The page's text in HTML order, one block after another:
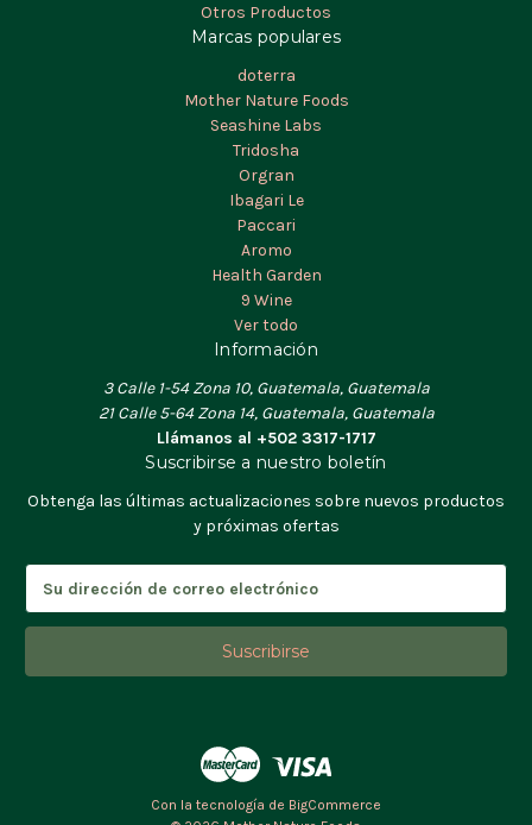
Otros Productos
Marcas populares
doterra
Mother Nature Foods
Seashine Labs
Tridosha
Orgran
Ibagari Le
Paccari
Aromo
Health Garden
9 Wine
Ver todo
Información
3 Calle 1-54 Zona 10, Guatemala, Guatemala
21 Calle 5-64 Zona 14, Guatemala, Guatemala
Llámanos al +502 3317-1717
Suscribirse a nuestro boletín
Obtenga las últimas actualizaciones sobre nuevos productos
y próximas ofertas
r
c
Con la tecnología de BigCommerce